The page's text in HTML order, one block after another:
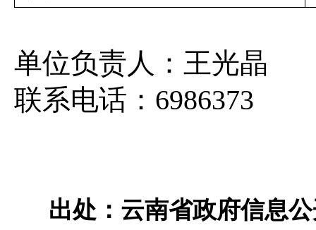
单位负责人： 王光晶
联系电话： 6986373
出处：云南省政府信息